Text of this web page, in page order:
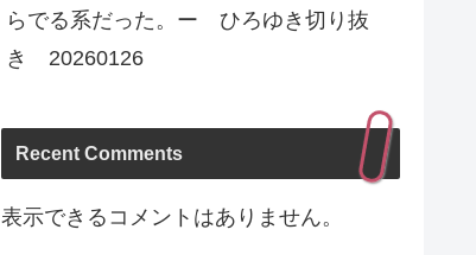
らでる系だった。ー ひろゆき切り抜
き 20260126
Recent Comments
表示できるコメントはありません。